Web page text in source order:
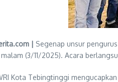
| Segenap unsur
(3/11/2025). Acara
Kota Tebingtinggi